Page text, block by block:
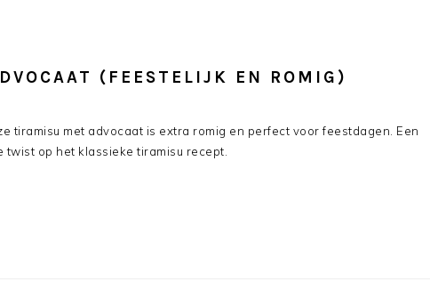
(FEESTELIJK EN ROMIG)
tiramisu met advocaat is extra romig en perfect voor feestdagen. Een
twist op het klassieke tiramisu recept.